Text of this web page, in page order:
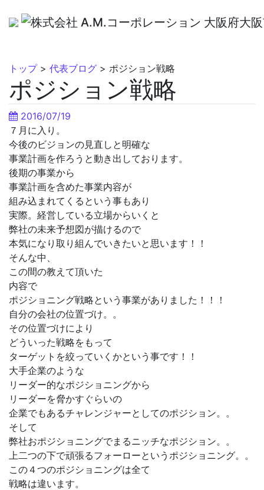
トップ> 代表ブログ > ポジション戦略
ポジション戦略
2016/07/19
７月に入り。
今後のビジョンの見直しと明確な
事業計画を作ろうと動き出しております。
後期の事業から
事業計画を含めた事業内容が
組み込まれてくるという事もあり
実際。経営している立場からいくと
弊社の未来予想図が描けるので
本気になり取り組んでいきたいと思います！！
そんな中、
この間の教えて頂いた
内容で
ポジショニング戦略という事業がありました！！！
自分の会社の位置づけ。。
その位置づけにより
どういった戦略をもって
ターゲットを絞っていくかという事です！！
大手企業のような
リーダー的なポジショニングから
リーダーを脅かすぐらいの
企業でもあるチャレンジャーとしてのポジション。。
そして
弊社おポジショニングでまるニッチなポジション。。
上二つの下で頑張るフォーローというポジショニング。。
この４つのポジショニングは全て
戦略は違います。